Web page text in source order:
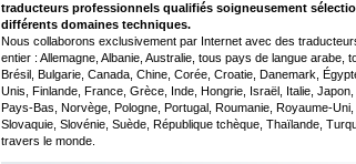
traducteurs professionnels qualifiés soigneusement
différents domaines techniques.
Nous collaborons exclusivement par Internet avec des
entier : Allemagne, Albanie, Australie, tous pays de langue arabe,
Brésil, Bulgarie, Canada, Chine, Corée, Croatie, Danemark,
Unis, Finlande, France, Grèce, Inde, Hongrie, Israël, Italie, Japon,
Pays-Bas, Norvège, Pologne, Portugal, Roumanie, Royaume-
Slovaquie, Slovénie, Suède, République tchèque, Thaïlande,
travers le monde.